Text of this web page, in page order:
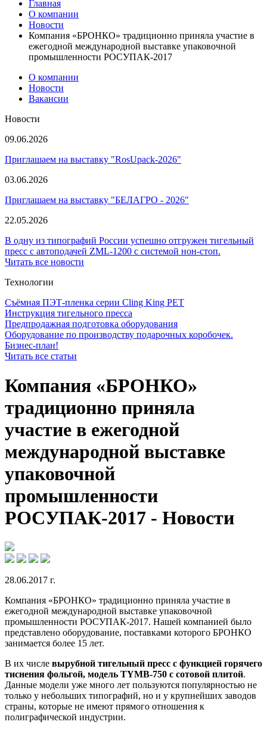
Главная
О компании
Новости
Компания «БРОНКО» традиционно приняла участие в
ежегодной международной выставке упаковочной
промышленности РОСУПАК-2017
О компании
Новости
Вакансии
Новости
09.06.2026
Приглашаем на выставку "RosUpack-2026"
03.06.2026
Приглашаем на выставку "БЕЛАГРО - 2026"
22.05.2026
В одну из типографий России успешно отгружен тигельный
пресс с автоподачей ZML-1200 с системой нон-стоп.
Читать все новости
Технологии
Съёмная ПЭТ-пленка серии Cling King PET
Инструкция тигельного пресса
Предпродажная подготовка оборудования
Оборудование по производству подарочных коробочек.
Бизнес-план!
Читать все статьи
Компания «БРОНКО»
традиционно приняла
участие в ежегодной
международной выставке
упаковочной
промышленности
РОСУПАК-2017 - Новости
28.06.2017 г.
Компания «БРОНКО» традиционно приняла участие в
ежегодной международной выставке упаковочной
промышленности РОСУПАК-2017. Нашей компанией было
представлено оборудование, поставками которого БРОНКО
занимается более 15 лет.
В их числе вырубной тигельный пресс с функцией горячего
тиснения фольгой, модель TYMB-750 с сотовой плитой.
Данные модели уже много лет пользуются популярностью не
только у небольших типографий, но и у крупнейших заводов
страны, которые не имеют прямого отношения к
полиграфической индустрии.